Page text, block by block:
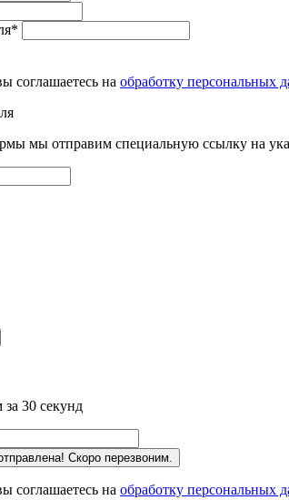
соглашаетесь на обработку персональных
мы отправим специальную ссылку на
30 секунд
Скоро перезвоним.
соглашаетесь на обработку персональных